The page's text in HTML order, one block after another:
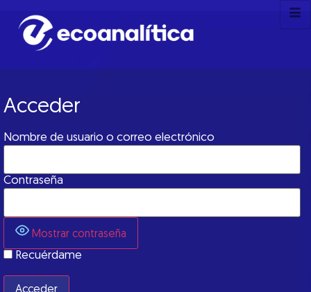
Acceder
Nombre de usuario o correo electrónico
Contraseña
Mostrar contraseña
Recuérdame